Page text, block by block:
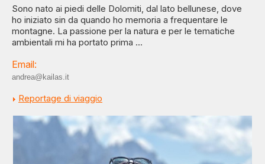
Sono nato ai piedi delle Dolomiti, dal lato bellunese, dove
ho iniziato sin da quando ho memoria a frequentare le
montagne. La passione per la natura e per le tematiche
ambientali mi ha portato prima ...
Email:
andrea@kailas.it
Reportage di viaggio